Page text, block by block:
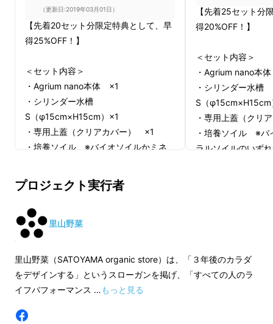
水槽の中に培養土を敷きつめれば、そこから先
はつくる人の自由な発想で景色をつくりこんで
いきます。
（更新日:2019年03月01日）
【先着20セット分限定特典として、早
得25%OFF！】
＜セット内容＞
・Agrium nano本体 ×1
・シリンダー水槽
S（φ15cm×H15cm）×1
・専用上蓋（クリアカバー） ×1
・培養ソイル ※バイオソイルかミネ
・流木または石 ＋ コケ
・新芽野菜のたね5種セット［ルッコ
ラ、ブロッコリー、マスタード、ラ
ディッシュ、蕎麦、チアシード、レッ
ドキャベツなどの中からランダムで5
種] 各1回分
◆ Agrium nano本体の構成
【先着25セット分
得20%OFF！】
＜セット内容＞
・Agrium nano本
・シリンダー水槽
S（φ15cm×H15cm
・専用上蓋（クリ
・培養ソイル ※バ
ラルソイルのいず
◆ セット販売の
プロジェクト実行者
里山野菜
里山野菜（SATOYAMA organic store）は、「３年後のカラダ
をデザインする」というスローガンを掲げ、「すべての人のラ
イフパフォーマンス …もっと見る